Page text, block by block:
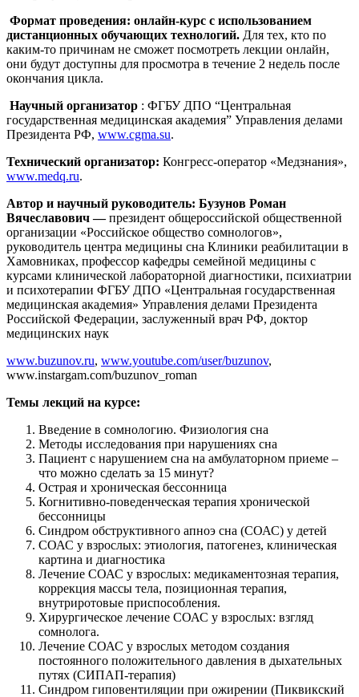
Формат проведения: онлайн-курс с использованием
дистанционных обучающих технологий. Для тех, кто по
каким-то причинам не сможет посмотреть лекции онлайн,
они будут доступны для просмотра в течение 2 недель после
окончания цикла.
Научный организатор : ФГБУ ДПО “Центральная
государственная медицинская академия” Управления делами
Президента РФ, www.cgma.su.
Технический организатор: Конгресс-оператор «Медзнания»,
www.medq.ru.
Автор и научный руководитель: Бузунов Роман
Вячеславович —президент общероссийской общественной
организации «Российское общество сомнологов»,
руководитель центра медицины сна Клиники реабилитации в
Хамовниках, профессор кафедры семейной медицины с
курсами клинической лабораторной диагностики, психиатрии
и психотерапии ФГБУ ДПО «Центральная государственная
медицинская академия» Управления делами Президента
Российской Федерации, заслуженный врач РФ, доктор
медицинских наук
www.buzunov.ru, www.youtube.com/user/buzunov,
www.instargam.com/buzunov_roman
Темы лекций на курсе:
Введение в сомнологию. Физиология сна
Методы исследования при нарушениях сна
Пациент с нарушением сна на амбулаторном приеме –
что можно сделать за 15 минут?
Острая и хроническая бессонница
Когнитивно-поведенческая терапия хронической
бессонницы
Синдром обструктивного апноэ сна (СОАС) у детей
СОАС у взрослых: этиология, патогенез, клиническая
картина и диагностика
Лечение СОАС у взрослых: медикаментозная терапия,
коррекция массы тела, позиционная терапия,
внутриротовые приспособления.
Хирургическое лечение СОАС у взрослых: взгляд
сомнолога.
Лечение СОАС у взрослых методом создания
постоянного положительного давления в дыхательных
путях (СИПАП-терапия)
Синдром гиповентиляции при ожирении (Пиквикский